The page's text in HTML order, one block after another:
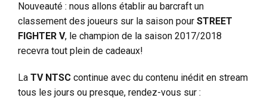
Nouveauté : nous allons établir au barcraft un
classement des joueurs sur la saison pour STREET
FIGHTER V, le champion de la saison 2017/2018
recevra tout plein de cadeaux!
La TV NTSC continue avec du contenu inédit en stream
tous les jours ou presque, rendez-vous sur :